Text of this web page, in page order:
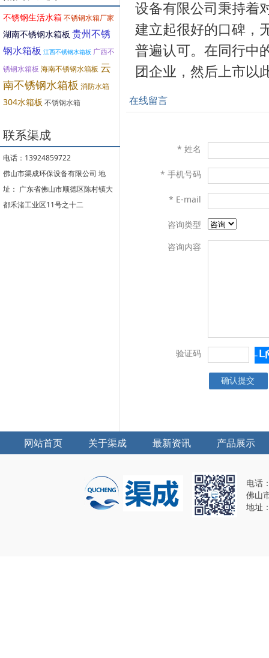
不锈钢生活水箱不锈钢水箱厂家
湖南不锈钢水箱板 贵州不锈
钢水箱板 江西不锈钢水箱板 广西不
锈钢水箱板 海南不锈钢水箱板 云
南不锈钢水箱板 消防水箱
304水箱板 不锈钢水箱
联系渠成
电话：13924859722
佛山市渠成环保设备有限公司 地
址： 广东省佛山市顺德区陈村镇大
都禾渚工业区11号之十二
设备有限公司秉持着
建立起很好的口碑，
普遍认可。在同行中
团企业，然后上市以
在线留言
* 姓名
* 手机号码
* E-mail
咨询类型
咨询内容
验证码
网站首页 关于渠成 最新资讯 产品展示
电话
佛山
地址